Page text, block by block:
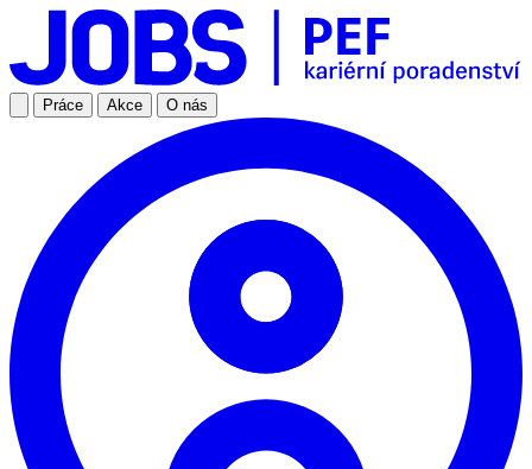
Práce Akce O nás